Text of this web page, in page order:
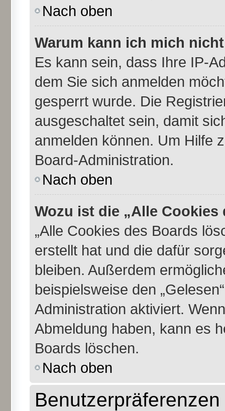
Nach oben
Warum kann ich mich
Es kann sein, dass Ihre IP-
dem Sie sich anmelden
gesperrt wurde. Die
ausgeschaltet sein, damit
anmelden können. Um Hilfe
Board-Administration.
Nach oben
Wozu ist die „Alle
„Alle Cookies des Boards
erstellt hat und die dafür
bleiben. Außerdem
beispielsweise den
Administration aktiviert.
Abmeldung haben, kann es
Boards löschen.
Nach oben